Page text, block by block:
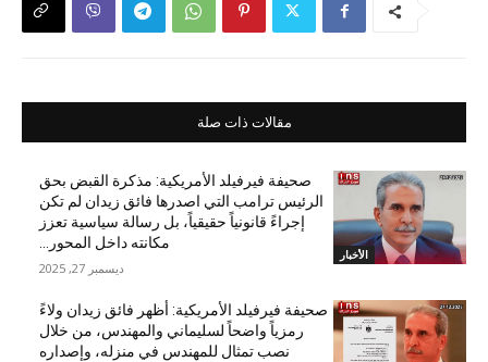
مقالات ذات صلة
الأخبار
صحيفة فيرفيلد الأمريكية: مذكرة القبض بحق
الرئيس ترامب التي اصدرها فائق زيدان لم تكن
إجراءً قانونياً حقيقياً، بل رسالة سياسية تعزز
مكانته داخل المحور...
ديسمبر 27, 2025
صحيفة فيرفيلد الأمريكية: أظهر فائق زيدان ولاءً
رمزياً واضحاً لسليماني والمهندس، من خلال
نصب تمثال للمهندس في منزله، وإصداره